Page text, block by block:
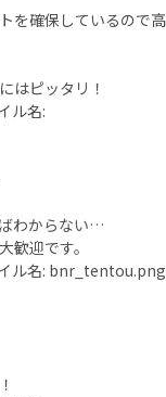
を確保しているので高
はピッタリ！
わからない…
歓迎です。